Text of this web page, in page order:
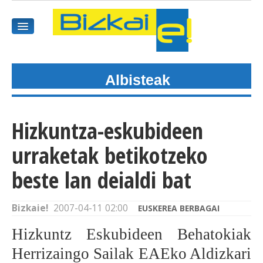
GAIAK
AGENDEA
BIDEOAK
Albisteak
Hizkuntza-eskubideen
urraketak betikotzeko
beste lan deialdi bat
Bizkaie! 2007-04-11 02:00 EUSKEREA BERBAGAI
Hizkuntz Eskubideen Behatokiak
Herrizaingo Sailak EAEko Aldizkari